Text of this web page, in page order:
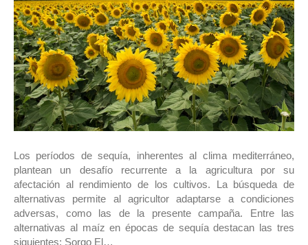
Los períodos de sequía, inherentes al clima mediterráneo,
plantean un desafío recurrente a la agricultura por su
afectación al rendimiento de los cultivos. La búsqueda de
alternativas permite al agricultor adaptarse a condiciones
adversas, como las de la presente campaña. Entre las
alternativas al maíz en épocas de sequía destacan las tres
siguientes: Sorgo El…